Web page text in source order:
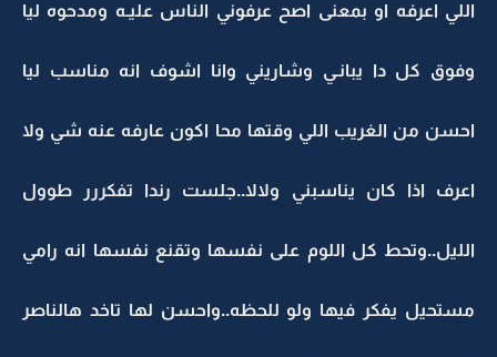
اللي اعرفه او بمعنى اصح عرفوني الناس عليـه ومدحوه ليا
وفوق كل دا يبانـي وشاريني وانا اشوف انه مناسب ليا
احسن من الغريب اللي وقتها محا اكون عارفه عنه شي ولا
اعرف اذا كان يناسبني ولالا..جلست رندا تفكررر طوول
الليل..وتحط كل اللوم على نفسها وتقنع نفسها انه رامي
مستحيل يفكر فيها ولو للحظه..واحسن لها تاخد هالناصر